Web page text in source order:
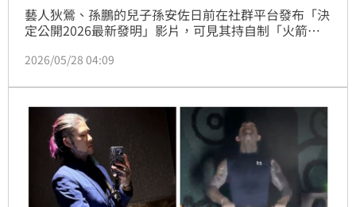
藝人狄鶯、孫鵬的兒子孫安佐日前在社群平台發布「決
定公開2026最新發明」影片，可見其持自制「火箭
在其住處查獲模擬槍與改造霰彈槍，檢方聲押禁見獲
有殺傷力，依《槍砲彈藥刀械管制條例》可處3年以上
10年以下有期徒刑。不僅如此，更傳出孫安佐委任律師
改由翁栢垚接手。
2026/05/28 04:09